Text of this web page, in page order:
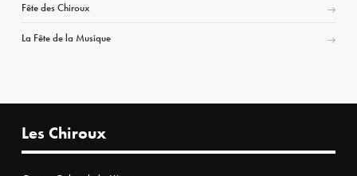
Fête des Chiroux
La Fête de la Musique
Les Chiroux